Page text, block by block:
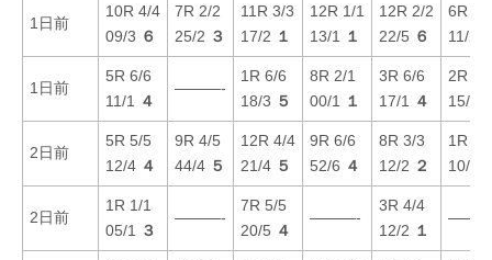
1日前
10R 4/4
09/3 ６
7R 2/2
25/2 ３
11R 3/3
17/2 １
12R 1/1
13/1
１
12R 2/2
22/5 ６
6R 1/
11/2
1日前
5R 6/6
11/1
４
———-
1R 6/6
18/3 ５
8R 2/1
00/1
１
3R 6/6
17/1
４
2R 3/
15/5
2日前
5R 5/5
12/4 ４
9R 4/5
44/4 ５
12R 4/4
21/4 ５
9R 6/6
52/6 ４
8R 3/3
12/2 ２
1R 5/
10/3
2日前
1R 1/1
05/1
３
———-
7R 5/5
20/5 ４
———-
3R 4/4
12/2 １